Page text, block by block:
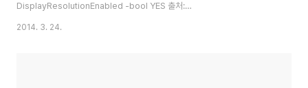
DisplayResolutionEnabled -bool YES 출처:
https://apple.stackexchange.com/questions/45716/how-to-
2014. 3. 24.